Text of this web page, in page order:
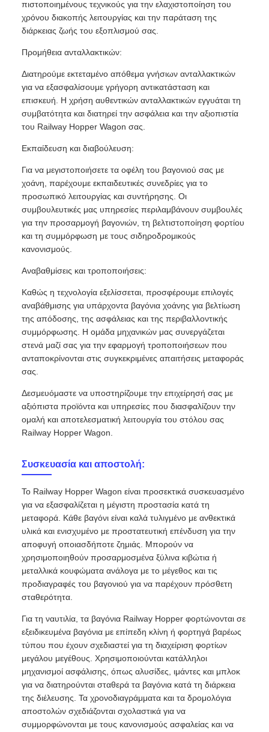
πιστοποιημένους τεχνικούς για την ελαχιστοποίηση του
χρόνου διακοπής λειτουργίας και την παράταση της
διάρκειας ζωής του εξοπλισμού σας.
Προμήθεια ανταλλακτικών:
Διατηρούμε εκτεταμένο απόθεμα γνήσιων ανταλλακτικών
για να εξασφαλίσουμε γρήγορη αντικατάσταση και
επισκευή. Η χρήση αυθεντικών ανταλλακτικών εγγυάται τη
συμβατότητα και διατηρεί την ασφάλεια και την αξιοπιστία
του Railway Hopper Wagon σας.
Εκπαίδευση και διαβούλευση:
Για να μεγιστοποιήσετε τα οφέλη του βαγονιού σας με
χοάνη, παρέχουμε εκπαιδευτικές συνεδρίες για το
προσωπικό λειτουργίας και συντήρησης. Οι
συμβουλευτικές μας υπηρεσίες περιλαμβάνουν συμβουλές
για την προσαρμογή βαγονιών, τη βελτιστοποίηση φορτίου
και τη συμμόρφωση με τους σιδηροδρομικούς
κανονισμούς.
Αναβαθμίσεις και τροποποιήσεις:
Καθώς η τεχνολογία εξελίσσεται, προσφέρουμε επιλογές
αναβάθμισης για υπάρχοντα βαγόνια χοάνης για βελτίωση
της απόδοσης, της ασφάλειας και της περιβαλλοντικής
συμμόρφωσης. Η ομάδα μηχανικών μας συνεργάζεται
στενά μαζί σας για την εφαρμογή τροποποιήσεων που
ανταποκρίνονται στις συγκεκριμένες απαιτήσεις μεταφοράς
σας.
Δεσμευόμαστε να υποστηρίζουμε την επιχείρησή σας με
αξιόπιστα προϊόντα και υπηρεσίες που διασφαλίζουν την
ομαλή και αποτελεσματική λειτουργία του στόλου σας
Railway Hopper Wagon.
Συσκευασία και αποστολή:
Το Railway Hopper Wagon είναι προσεκτικά συσκευασμένο
για να εξασφαλίζεται η μέγιστη προστασία κατά τη
μεταφορά. Κάθε βαγόνι είναι καλά τυλιγμένο με ανθεκτικά
υλικά και ενισχυμένο με προστατευτική επένδυση για την
αποφυγή οποιασδήποτε ζημιάς. Μπορούν να
χρησιμοποιηθούν προσαρμοσμένα ξύλινα κιβώτια ή
μεταλλικά κουφώματα ανάλογα με το μέγεθος και τις
προδιαγραφές του βαγονιού για να παρέχουν πρόσθετη
σταθερότητα.
Για τη ναυτιλία, τα βαγόνια Railway Hopper φορτώνονται σε
εξειδικευμένα βαγόνια με επίπεδη κλίνη ή φορτηγά βαρέως
τύπου που έχουν σχεδιαστεί για τη διαχείριση φορτίων
μεγάλου μεγέθους. Χρησιμοποιούνται κατάλληλοι
μηχανισμοί ασφάλισης, όπως αλυσίδες, ιμάντες και μπλοκ
για να διατηρούνται σταθερά τα βαγόνια κατά τη διάρκεια
της διέλευσης. Τα χρονοδιαγράμματα και τα δρομολόγια
αποστολών σχεδιάζονται σχολαστικά για να
συμμορφώνονται με τους κανονισμούς ασφαλείας και να